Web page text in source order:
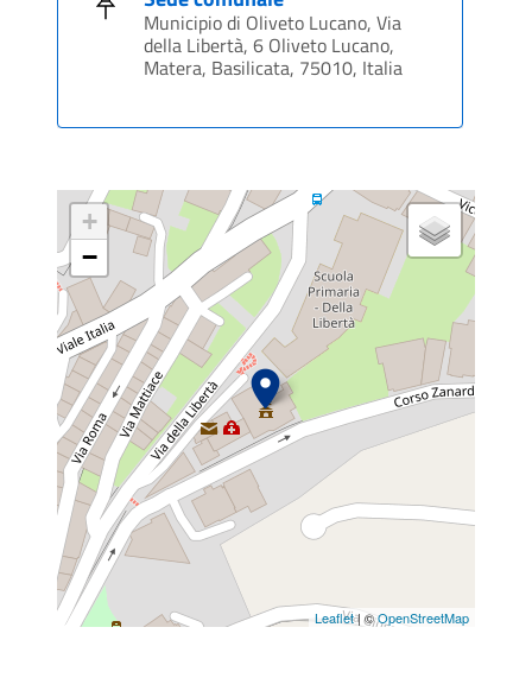
Municipio di Oliveto Lucano, Via
della Libertà, 6 Oliveto Lucano,
Matera, Basilicata, 75010, Italia
+
−
Leaflet| ©OpenStreetMap